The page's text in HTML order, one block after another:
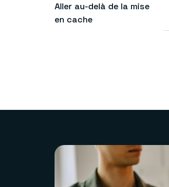
Aller au-delà de la mise
en cache